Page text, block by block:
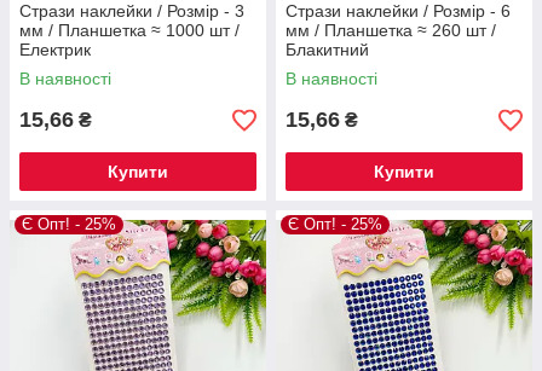
Стрази наклейки / Розмір - 3
мм / Планшетка ≈ 1000 шт /
Електрик
В наявності
15,66 ₴
Купити
Стрази наклейки / Розмір - 6
мм / Планшетка ≈ 260 шт /
Блакитний
В наявності
15,66 ₴
Купити
Є Опт! - 25% Є Опт! - 25%